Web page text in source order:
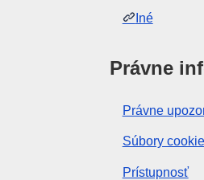
Iné
Právne
Právne
Súbory cookie
Prístupnosť